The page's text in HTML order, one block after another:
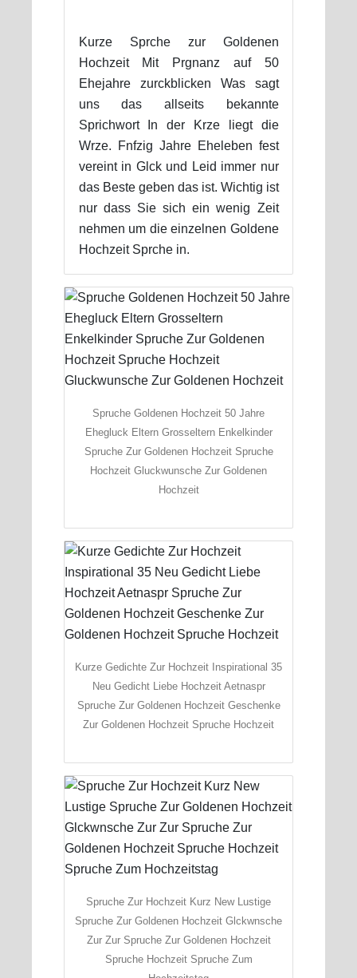
Kurze Sprche zur Goldenen
Hochzeit Mit Prgnanz auf 50
Ehejahre zurckblicken Was sagt
uns das allseits bekannte
Sprichwort In der Krze liegt die
Wrze. Fnfzig Jahre Eheleben fest
vereint in Glck und Leid immer nur
das Beste geben das ist. Wichtig ist
nur dass Sie sich ein wenig Zeit
nehmen um die einzelnen Goldene
Hochzeit Sprche in.
Spruche Goldenen Hochzeit 50 Jahre
Ehegluck Eltern Grosseltern Enkelkinder
Spruche Zur Goldenen Hochzeit Spruche
Hochzeit Gluckwunsche Zur Goldenen
Hochzeit
Kurze Gedichte Zur Hochzeit Inspirational 35
Neu Gedicht Liebe Hochzeit Aetnaspr
Spruche Zur Goldenen Hochzeit Geschenke
Zur Goldenen Hochzeit Spruche Hochzeit
Spruche Zur Hochzeit Kurz New Lustige
Spruche Zur Goldenen Hochzeit Glckwnsche
Zur Zur Spruche Zur Goldenen Hochzeit
Spruche Hochzeit Spruche Zum